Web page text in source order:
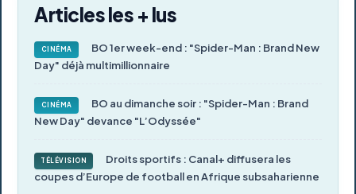
Articles les + lus
CINÉMA
BO 1er week-end : "Spider-Man : Brand New
Day" déjà multimillionnaire
CINÉMA
BO au dimanche soir : "Spider-Man : Brand
New Day" devance "L’Odyssée"
TÉLÉVISION
Droits sportifs : Canal+ diffusera les
coupes d’Europe de football en Afrique subsaharienne